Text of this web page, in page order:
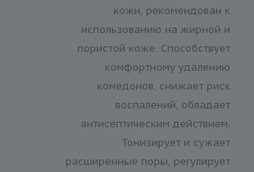
кожи, рекомендован к
использованию на жирной и
пористой коже. Способствует
комфортному удалению
комедонов, снижает риск
воспалений, обладает
антисептическим действием.
Тонизирует и сужает
расширенные поры, регулирует